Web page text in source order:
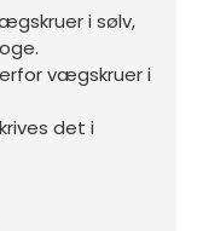
i sølv,
vægskruer i
det i